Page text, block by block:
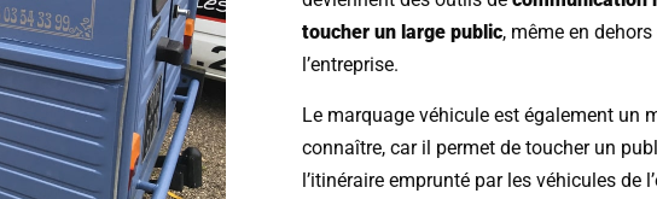
toucher un large public, même en
l’entreprise.
Le marquage véhicule est également un
connaître, car il permet de toucher un
l’itinéraire emprunté par les véhicules de